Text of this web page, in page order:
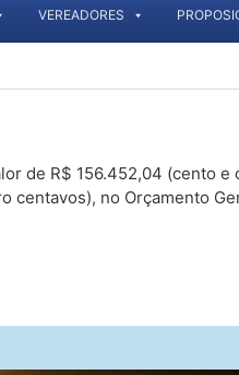
VEREADORES
de R$ 156.452,04 (cento e
no Orçamento